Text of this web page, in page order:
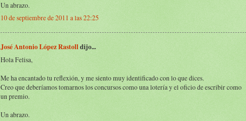
Un abrazo.
10 de septiembre de 2011 a las 22:25
José Antonio López Rastolldijo...
Hola Felisa,
Me ha encantado tu reflexión, y me siento muy identificado con lo que dices.
Creo que deberíamos tomarnos los concursos como una lotería y el oficio de escribir como
un premio.
Un abrazo.